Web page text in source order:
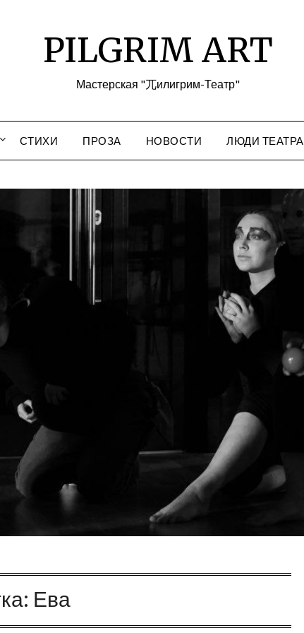
PILGRIM ART
Мастерская "兀илигрим-Театр"
СТИХИ ПРОЗА НОВОСТИ ЛЮДИ ТЕАТРА
Ева